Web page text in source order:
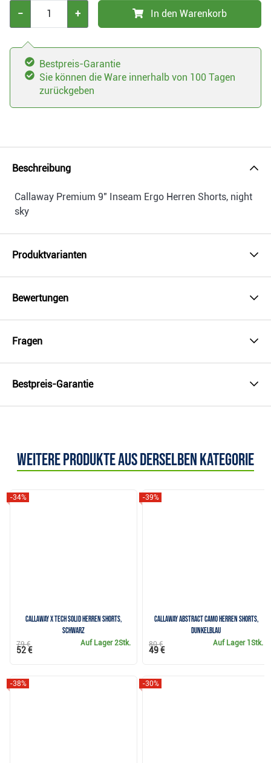
− + In den Warenkorb
Bestpreis-Garantie
Sie können die Ware innerhalb von 100 Tagen
zurückgeben
Beschreibung
Callaway Premium 9" Inseam Ergo Herren Shorts, night
sky
Produktvarianten
Bewertungen
Fragen
Bestpreis-Garantie
Weitere Produkte aus derselben Kategorie
Callaway X Tech Solid Herren Shorts,
schwarz
-34%
Auf Lager2Stk.
79 €
52 €
Callaway Abstract Camo Herren Shorts,
dunkelblau
-39%
Auf Lager 1Stk.
80 €
49 €
-38% -30%